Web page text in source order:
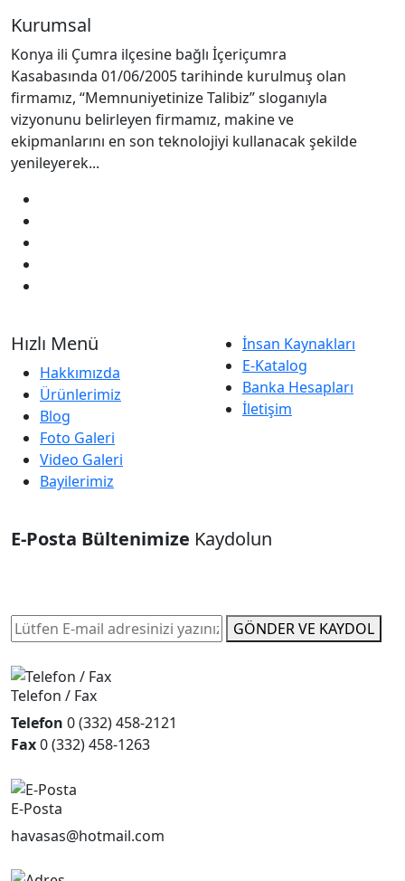
Kurumsal
Konya ili Çumra ilçesine bağlı İçeriçumra
Kasabasında 01/06/2005 tarihinde kurulmuş olan
firmamız, “Memnuniyetinize Talibiz” sloganıyla
vizyonunu belirleyen firmamız, makine ve
ekipmanlarını en son teknolojiyi kullanacak şekilde
yenileyerek...
Hızlı Menü
Hakkımızda
Ürünlerimiz
Blog
Foto Galeri
Video Galeri
Bayilerimiz
İnsan Kaynakları
E-Katalog
Banka Hesapları
İletişim
E-Posta Bültenimize Kaydolun
GÖNDER VE KAYDOL
Telefon / Fax
Telefon 0 (332) 458-2121
Fax0 (332) 458-1263
E-Posta
havasas@hotmail.com